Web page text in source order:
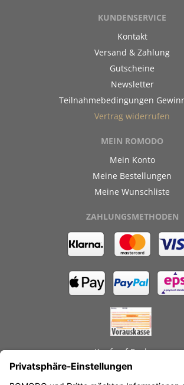
KUNDENSERVICE
Kontakt
Versand & Zahlung
Gutscheine
Newsletter
Teilnahmebedingungen
Vertrag widerrufen
MEIN ROMODO
Mein Konto
Meine Bestellungen
Meine Wunschliste
ZAHLUNGSMETHODEN
Kauf auf Rechnung